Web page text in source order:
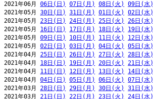
2021年06月 06日(日) 07日(月) 08日(火) 09日(水)
2021年05月 30日(日) 31日(月) 01日(火) 02日(水)
2021年05月 23日(日) 24日(月) 25日(火) 26日(水)
2021年05月 16日(日) 17日(月) 18日(火) 19日(水)
2021年05月 09日(日) 10日(月) 11日(火) 12日(水)
2021年05月 02日(日) 03日(月) 04日(火) 05日(水)
2021年04月 25日(日) 26日(月) 27日(火) 28日(水)
2021年04月 18日(日) 19日(月) 20日(火) 21日(水)
2021年04月 11日(日) 12日(月) 13日(火) 14日(水)
2021年04月 04日(日) 05日(月) 06日(火) 07日(水)
2021年03月 28日(日) 29日(月) 30日(火) 31日(水)
2021年03月 21日(日) 22日(月) 23日(火) 24日(水)